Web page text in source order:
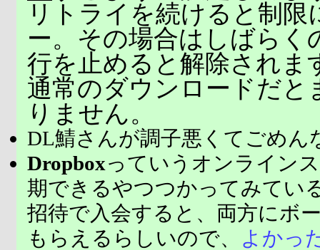
リトライを続けると制限
ー。その場合はしばらく
行を止めると解除されま
通常のダウンロードだと
りません。
DL鯖さんが調子悪くてごめん
Dropboxっていうオンライン
期できるやつつかってみてい
招待で入会すると、両方にボ
もらえるらしいので、
よかっ